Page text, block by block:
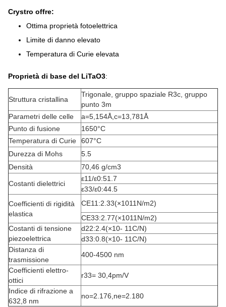
Crystro offre:
Ottima proprietà fotoelettrica
Limite di danno elevato
Temperatura di Curie elevata
Proprietà di base del LiTaO3:
Struttura cristallina
Trigonale, gruppo spaziale R3c, gruppo
punto 3m
Parametri delle celle
a=5,154Å c=13,781Å
Punto di fusione
1650°C
Temperatura di Curie
607°C
Durezza di Mohs
5.5
Densità
70,46 g/cm3
Costanti dielettrici
ε11/ε0:51.7
ε33/ε0:44.5
Coefficienti di rigidità
elastica
CE11 :2.33(×1011 N/m2)
CE33:2.77(×1011 N/m2)
Costanti di tensione
piezoelettrica
d22:2.4(×10- 11C/N)
d33:0.8(×10- 11C/N)
Distanza di
trasmissione
400-4500 nm
Coefficienti elettro-
ottici
r33= 30,4pm/V
Indice di rifrazione a
632,8 nm
no=2.176 ne=2.180